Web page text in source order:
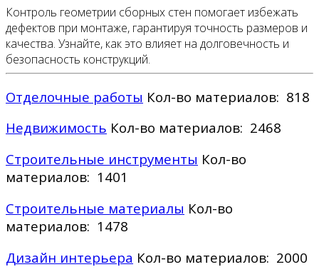
Контроль геометрии сборных стен помогает избежать
дефектов при монтаже, гарантируя точность размеров и
качества. Узнайте, как это влияет на долговечность и
безопасность конструкций.
Отделочные работы Кол-во материалов: 818
Недвижимость Кол-во материалов: 2468
Строительные инструменты Кол-во
материалов: 1401
Строительные материалы Кол-во
материалов: 1478
Дизайн интерьера Кол-во материалов: 2000